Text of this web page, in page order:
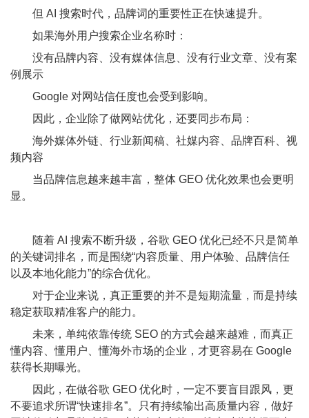
但 AI 搜索时代，品牌词的重要性正在快速提升。
如果海外用户搜索企业名称时：
没有品牌内容、没有媒体信息、没有行业文章、没有案
例展示
Google 对网站信任度也会受到影响。
因此，企业除了做网站优化，还要同步布局：
海外媒体外链、行业新闻稿、社媒内容、品牌百科、视
频内容
当品牌信息越来越丰富，整体 GEO 优化效果也会更明
显。
随着 AI 搜索不断升级，谷歌 GEO 优化已经不只是简单
的关键词排名，而是围绕“内容质量、用户体验、品牌信任
以及本地化能力”的综合优化。
对于企业来说，真正重要的并不是短期流量，而是持续
稳定获取精准客户的能力。
未来，单纯依靠传统 SEO 的方式会越来越难，而真正
懂内容、懂用户、懂海外市场的企业，才更容易在 Google
获得长期曝光。
因此，在做谷歌 GEO 优化时，一定不要盲目跟风，更
不要追求所谓“快速排名”。只有持续输出高质量内容，做好